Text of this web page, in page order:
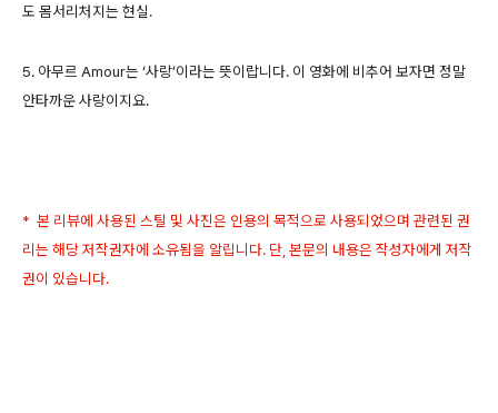
도 몸서리처지는 현실.
5. 아무르 Amour는 ‘사랑’이라는 뜻이랍니다. 이 영화에 비추어 보자면 정말
안타까운 사랑이지요.
* 본 리뷰에 사용된 스틸 및 사진은 인용의 목적으로 사용되었으며 관련된 권
리는 해당 저작권자에 소유됨을 알립니다. 단, 본문의 내용은 작성자에게 저작
권이 있습니다.